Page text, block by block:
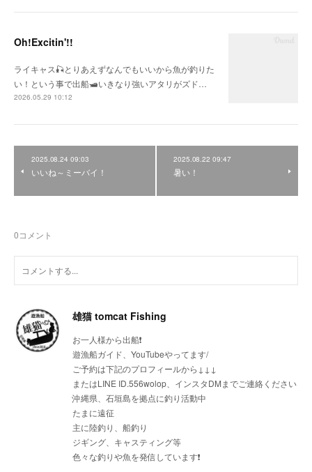
Oh!Excitin'!!
ライキャス🎣とりあえずなんでもいいから魚が釣りた
い！という事で出船🛥いきなり強いアタリがズド…
2026.05.29 10:12
2025.08.24 09:03
いいね～ミーバイ！
2025.08.22 09:47
暑い！
0コメント
雄猫 tomcat Fishing
お一人様から出船❗
遊漁船ガイド、YouTubeやってます/
ご予約は下記のプロフィールから↓↓↓
またはLINE ID.556wolop、インスタDMまでご連絡ください
沖縄県、石垣島を拠点に釣り活動中
たまに遠征
主に陸釣り、船釣り
ジギング、キャスティング等
色々な釣りや魚を発信しています❗